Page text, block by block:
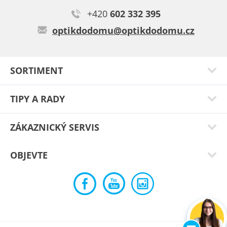
Naprostá spokojenost, brýle sedí i na drobnější obličej.
Brýle jsou moc pěkné za super ceny všem určitě doporučuji
SORTIMENT
TIPY A RADY
ZÁKAZNICKÝ SERVIS
OBJEVTE
+420 602 332 395
optikdodomu@optikdodomu.cz